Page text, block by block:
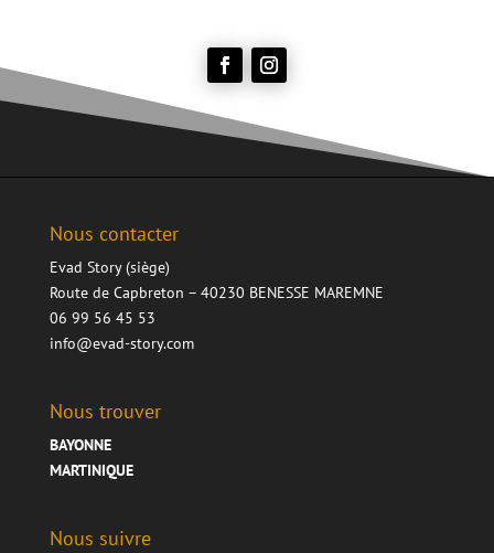
Nous contacter
Evad Story (siège)
Route de Capbreton – 40230 BENESSE MAREMNE
06 99 56 45 53
info@evad-story.com
Nous trouver
BAYONNE
MARTINIQUE
Nous suivre